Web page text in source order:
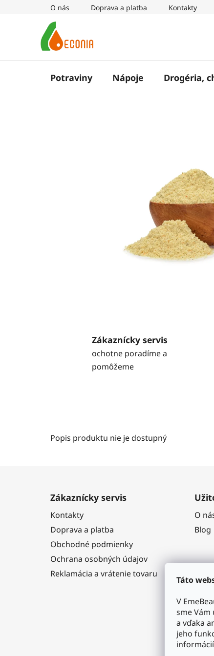
Táto
V
sme
a vďaka
jeho
O nás Doprava a platba Kontakty
Potraviny Nápoje Drogéria,
Zákaznícky servis
ochotne poradíme a
pomôžeme
Popis produktu nie je dostupný
Zákaznícky servis
Kontakty
Doprava a platba
Obchodné podmienky
Ochrana osobných údajov
Reklamácia a vrátenie tovaru
O
Blog